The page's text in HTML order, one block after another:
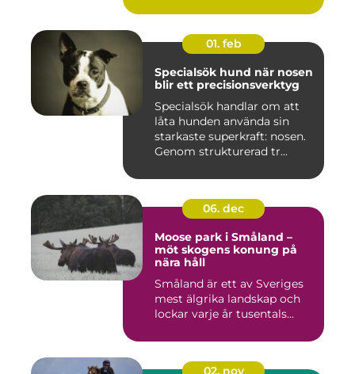
01. feb
Specialsök hund när nosen
blir ett precisionsverktyg
Specialsök handlar om att
låta hunden använda sin
starkaste superkraft: nosen.
Genom strukturerad tr...
06. dec
Moose park i Småland –
möt skogens konung på
nära håll
Småland är ett av Sveriges
mest älgrika landskap och
lockar varje år tusentals...
02. nov